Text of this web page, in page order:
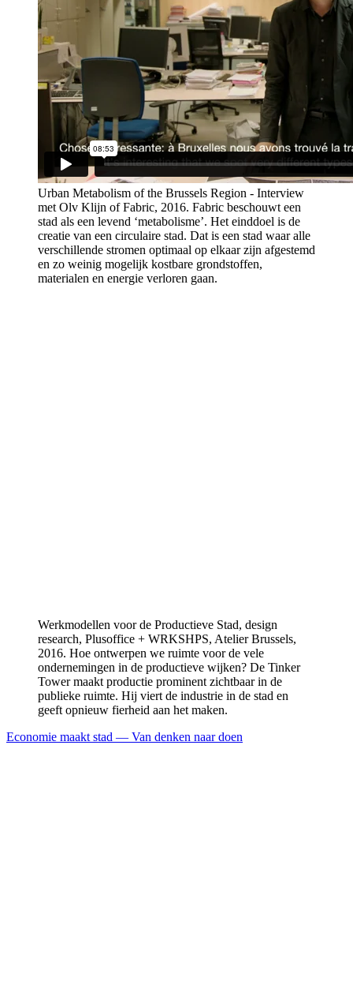
Urban Metabolism of the Brussels Region - Interview
met Olv Klijn of Fabric, 2016. Fabric beschouwt een
stad als een levend ‘metabolisme’. Het einddoel is de
creatie van een circulaire stad. Dat is een stad waar alle
verschillende stromen optimaal op elkaar zijn afgestemd
en zo weinig mogelijk kostbare grondstoffen,
materialen en energie verloren gaan.
Werkmodellen voor de Productieve Stad, design
research, Plusoffice + WRKSHPS, Atelier Brussels,
2016. Hoe ontwerpen we ruimte voor de vele
ondernemingen in de productieve wijken? De Tinker
Tower maakt productie prominent zichtbaar in de
publieke ruimte. Hij viert de industrie in de stad en
geeft opnieuw fierheid aan het maken.
Economie maakt stad — Van denken naar doen